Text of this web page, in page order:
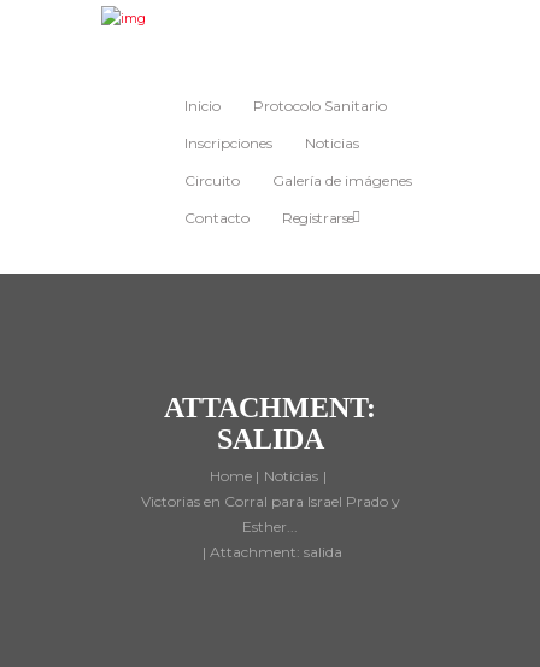
Inicio Protocolo Sanitario
Inscripciones Noticias
Circuito Galería de imágenes
Contacto Registrarse
ATTACHMENT:
SALIDA
Home
Noticias
Victorias en Corral para Israel Prado y
Esther...
Attachment: salida